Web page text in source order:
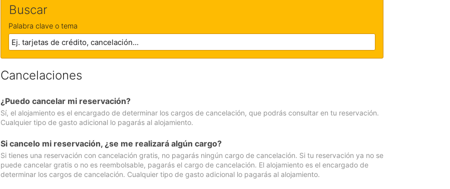
Buscar
Palabra clave o tema
Cancelaciones
¿Puedo cancelar mi reservación?
Sí, el alojamiento es el encargado de determinar los cargos de cancelación, que podrás consultar en tu reservación.
Cualquier tipo de gasto adicional lo pagarás al alojamiento.
Si cancelo mi reservación, ¿se me realizará algún cargo?
Si tienes una reservación con cancelación gratis, no pagarás ningún cargo de cancelación. Si tu reservación ya no se
puede cancelar gratis o no es reembolsable, pagarás el cargo de cancelación. El alojamiento es el encargado de
determinar los cargos de cancelación. Cualquier tipo de gasto adicional lo pagarás al alojamiento.